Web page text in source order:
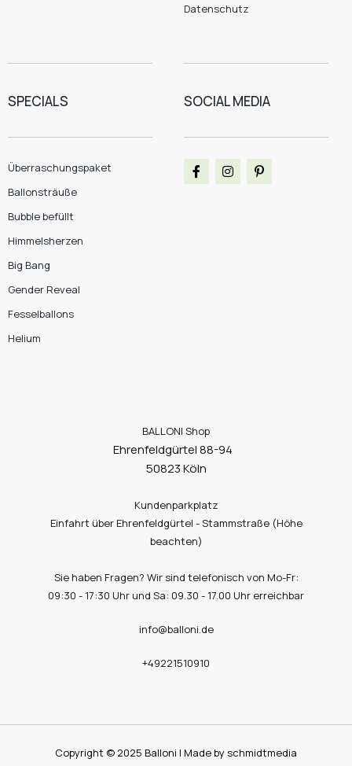
Datenschutz
SPECIALS
Überraschungspaket
Ballonsträuße
Bubble befüllt
Himmelsherzen
Big Bang
Gender Reveal
Fesselballons
Helium
SOCIAL MEDIA
BALLONI Shop
Ehrenfeldgürtel 88-94
50823 Köln
Kundenparkplatz
Einfahrt über Ehrenfeldgürtel - Stammstraße (Höhe
beachten)
Sie haben Fragen? Wir sind telefonisch von Mo-Fr:
09:30 - 17:30 Uhr und Sa: 09.30 - 17.00 Uhr erreichbar
info@balloni.de
+49221510910
Copyright © 2025 Balloni | Made by schmidtmedia